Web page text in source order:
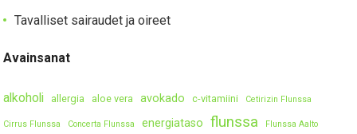
Tavalliset sairaudet ja oireet
Avainsanat
alkoholi allergia aloe vera avokado c-vitamiini Cetirizin Flunssa
Cirrus Flunssa Concerta Flunssa energiataso flunssa Flunssa Aalto